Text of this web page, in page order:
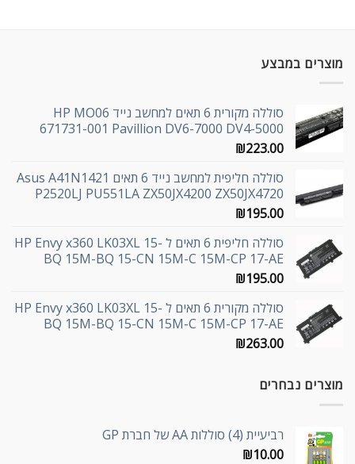
מוצרים במבצע
סוללה מקורית 6 תאים למחשב נייד HP MO06
671731-001 Pavillion DV6-7000 DV4-5000
₪223.00
סוללה חליפית למחשב נייד 6 תאים Asus A41N1421
P2520LJ PU551LA ZX50JX4200 ZX50JX4720
₪195.00
סוללה חליפית 6 תאים ל HP Envy x360 LK03XL 15-
BQ 15M-BQ 15-CN 15M-C 15M-CP 17-AE
₪195.00
סוללה מקורית 6 תאים ל HP Envy x360 LK03XL 15-
BQ 15M-BQ 15-CN 15M-C 15M-CP 17-AE
₪263.00
מוצרים נבחרים
רביעיית (4) סוללות AA של חברת GP
₪10.00